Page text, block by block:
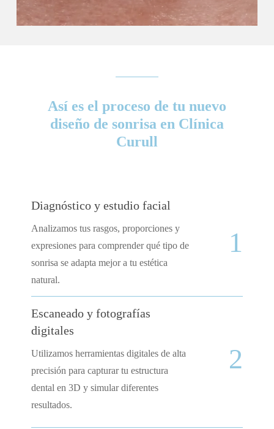
Así es el proceso de tu nuevo
diseño de sonrisa en Clínica
Curull
Diagnóstico y estudio facial
Analizamos tus rasgos, proporciones y
expresiones para comprender qué tipo de
sonrisa se adapta mejor a tu estética
natural.
1
Escaneado y fotografías
digitales
Utilizamos herramientas digitales de alta
precisión para capturar tu estructura
dental en 3D y simular diferentes
resultados.
2